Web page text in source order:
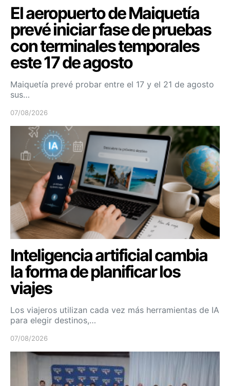
El aeropuerto de Maiquetía
prevé iniciar fase de pruebas
con terminales temporales
este 17 de agosto
Maiquetía prevé probar entre el 17 y el 21 de agosto
sus…
07/08/2026
Inteligencia artificial cambia
la forma de planificar los
viajes
Los viajeros utilizan cada vez más herramientas de IA
para elegir destinos,…
07/08/2026